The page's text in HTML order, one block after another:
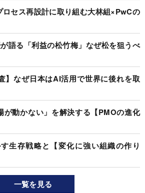
セス再設計に取り組む大林組×PwCの
語る「利益の松竹梅」なぜ松を狙うべ
】なぜ日本はAI活用で世界に後れを取
が動かない」を解決する【PMOの進化
生存戦略と【変化に強い組織の作り
一覧を見る